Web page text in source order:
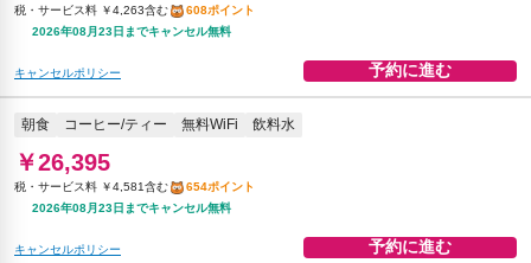
税・サービス料 ￥4,263含む
608ポイント
2026年08月23日までキャンセル無料
キャンセルポリシー 予約に進む
朝食 コーヒー/ティー 無料WiFi 飲料水
￥26,395
税・サービス料 ￥4,581含む
654ポイント
2026年08月23日までキャンセル無料
キャンセルポリシー 予約に進む